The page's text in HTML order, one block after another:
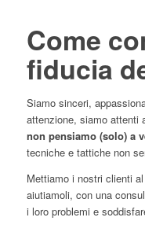
Come
fiducia
Siamo sinceri,
attenzione, siamo attenti
non pensiamo (solo) a
tecniche e tattiche non
Mettiamo i nostri clienti
aiutiamoli, con una
i loro problemi e